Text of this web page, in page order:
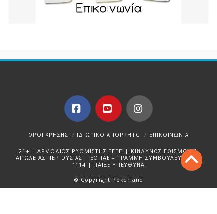
FacebookYouTubeInstagram
ΌΡΟΙ ΧΡΉΣΗΣ ΙΔΙΩΤΙΚΌ ΑΠΌΡΡΗΤΟ ΕΠΙΚΟΙΝΩΝΊΑ
21+ | ΑΡΜΟΔΙΟΣ ΡΥΘΜΙΣΤΗΣ ΕΕΕΠ | ΚΙΝΔΥΝΟΣ ΕΘΙΣΜΟΥ &
ΑΠΩΛΕΙΑΣ ΠΕΡΙΟΥΣΙΑΣ | ΕΟΠΑΕ – ΓΡΑΜΜΗ ΣΥΜΒΟΥΛΕΥΤΙΚΗΣ:
1114 | ΠΑΙΞΕ ΥΠΕΥΘΥΝΑ
© Copyright Pokerland